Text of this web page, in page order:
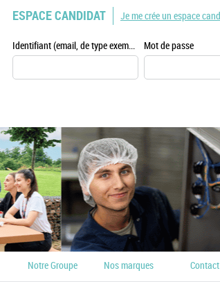
ESPACE CANDIDAT
Identifiant (email, de type exemple@exemple.fr) Mot de passe
Je me crée un espace
Notre Groupe Nos marques Contact